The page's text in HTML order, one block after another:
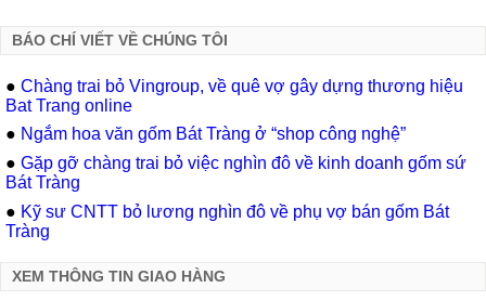
BÁO CHÍ VIẾT VỀ CHÚNG TÔI
● Chàng trai bỏ Vingroup, về quê vợ gây dựng thương hiệu
Bat Trang online
● Ngắm hoa văn gốm Bát Tràng ở “shop công nghệ”
● Gặp gỡ chàng trai bỏ việc nghìn đô về kinh doanh gốm sứ
Bát Tràng
● Kỹ sư CNTT bỏ lương nghìn đô về phụ vợ bán gốm Bát
Tràng
XEM THÔNG TIN GIAO HÀNG